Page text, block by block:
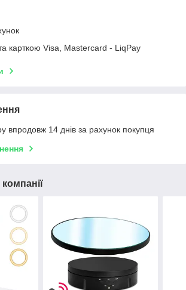
карткою Visa, Mastercard - LiqPay
впродовж 14 днів за рахунок покупця